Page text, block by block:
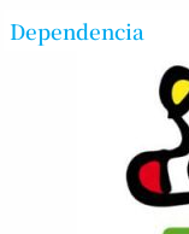
Dependencia